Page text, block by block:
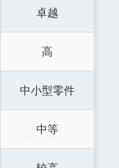
卓越
高
中小型零件
中等